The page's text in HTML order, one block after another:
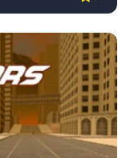
no download